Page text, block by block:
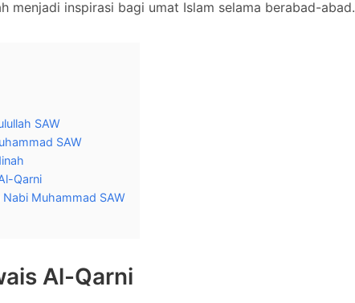
menjadi inspirasi bagi umat Islam selama berabad-abad.
SAW
SAW
Qarni
Muhammad SAW
Al-Qarni